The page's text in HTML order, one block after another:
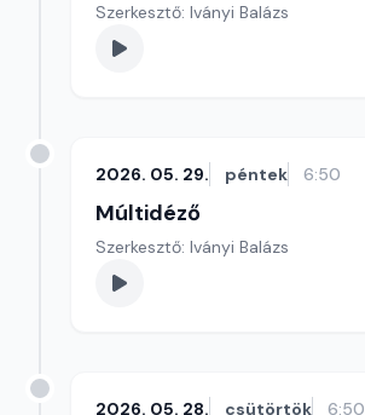
Szerkesztő: Iványi Balázs
2026. 05. 29. péntek 6:50
Múltidéző
Szerkesztő: Iványi Balázs
2026. 05. 28. csütörtök 6:50